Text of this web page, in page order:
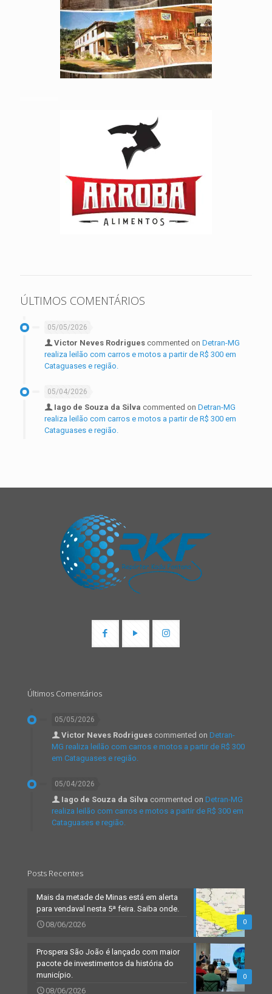
ÚLTIMOS COMENTÁRIOS
05/05/2026
Victor Neves Rodrigues commented on Detran-MG
realiza leilão com carros e motos a partir de R$ 300 em
Cataguases e região.
05/04/2026
Iago de Souza da Silva commented on Detran-MG
realiza leilão com carros e motos a partir de R$ 300 em
Cataguases e região.
Últimos Comentários
05/05/2026
Victor Neves Rodrigues commented on Detran-
MG realiza leilão com carros e motos a partir de R$ 300
em Cataguases e região.
05/04/2026
Iago de Souza da Silva commented on Detran-MG
realiza leilão com carros e motos a partir de R$ 300 em
Cataguases e região.
Posts Recentes
0
Mais da metade de Minas está em alerta
para vendaval nesta 5ª feira. Saiba onde.
08/06/2026
0
Prospera São João é lançado com maior
pacote de investimentos da história do
município.
08/06/2026